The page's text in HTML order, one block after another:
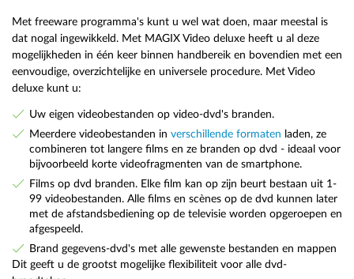
Met freeware programma's kunt u wel wat doen, maar meestal is
dat nogal ingewikkeld. Met MAGIX Video deluxe heeft u al deze
mogelijkheden in één keer binnen handbereik en bovendien met een
eenvoudige, overzichtelijke en universele procedure. Met Video
deluxe kunt u:
Uw eigen videobestanden op video-dvd's branden.
Meerdere videobestanden in verschillende formaten laden, ze
combineren tot langere films en ze branden op dvd - ideaal voor
bijvoorbeeld korte videofragmenten van de smartphone.
Films op dvd branden. Elke film kan op zijn beurt bestaan uit 1-
99 videobestanden. Alle films en scènes op de dvd kunnen later
met de afstandsbediening op de televisie worden opgeroepen en
afgespeeld.
Brand gegevens-dvd's met alle gewenste bestanden en mappen
Dit geeft u de grootst mogelijke flexibiliteit voor alle dvd-